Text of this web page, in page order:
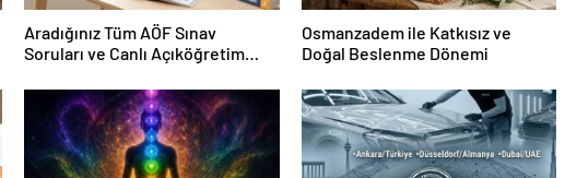
Aradığınız Tüm AÖF Sınav
Soruları ve Canlı Açıköğretim
Osmanzadem ile Katkısız ve
Doğal Beslenme Dönemi